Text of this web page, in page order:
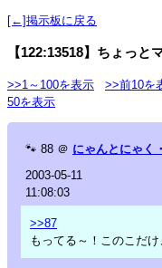
[←]掲示板に戻る
【122:13518】ちょっと
>>1～100を表示 >>前10を
50を表示
🐾 88 ＠ にゃんとにゃく
2003-05-11
11:08:03
>>87
もってる～！このこだけ